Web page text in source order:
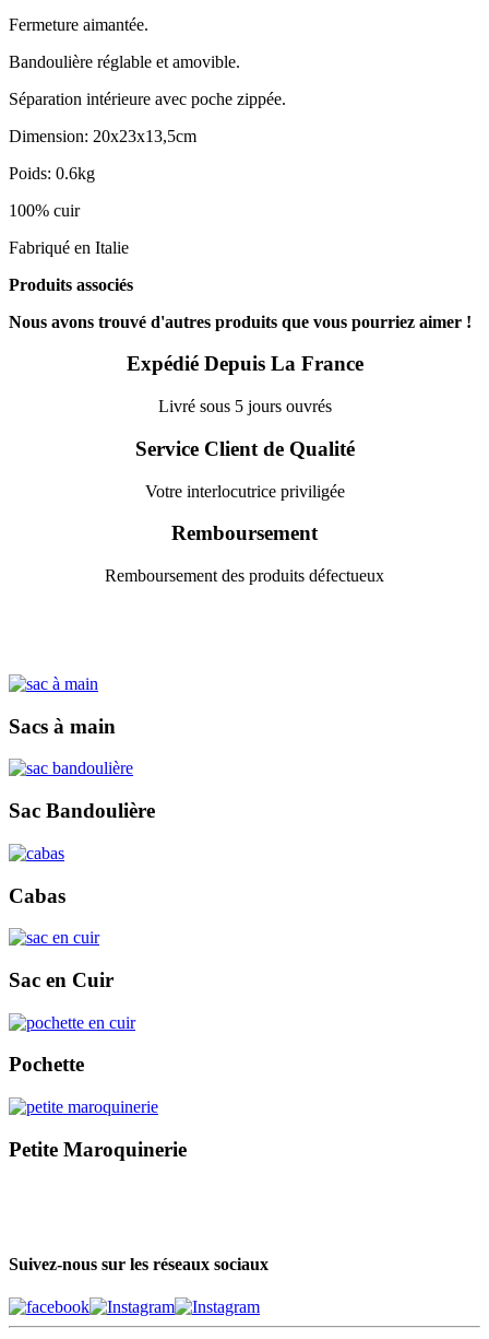
Fermeture aimantée.
Bandoulière réglable et amovible.
Séparation intérieure avec poche zippée.
Dimension: 20x23x13,5cm
Poids: 0.6kg
100% cuir
Fabriqué en Italie
Produits associés
Nous avons trouvé d'autres produits que vous pourriez aimer !
Expédié Depuis La France
Livré sous 5 jours ouvrés
Service Client de Qualité
Votre interlocutrice priviligée
Remboursement
Remboursement des produits défectueux
Sacs à main
Sac Bandoulière
Cabas
Sac en Cuir
Pochette
Petite Maroquinerie
Suivez-nous sur les réseaux sociaux